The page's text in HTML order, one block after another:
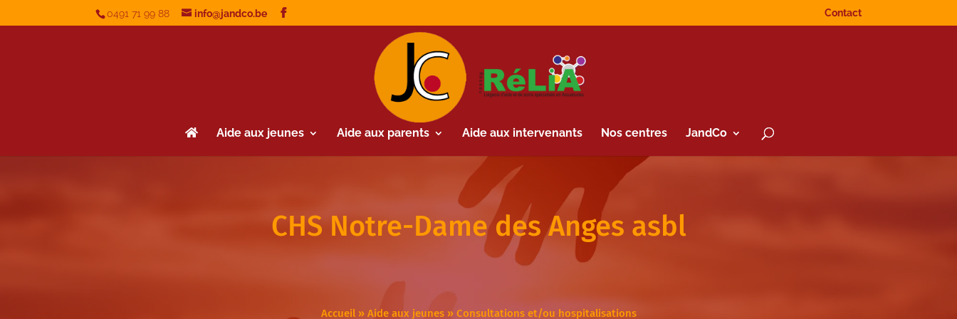
0491 71 99 88 info@jandco.be Contact
Aide aux jeunes Aide aux parents Aide aux intervenants Nos centres JandCo
CHS Notre-Dame des Anges asbl
Accueil» Aide aux jeunes» Consultations et/ou hospitalisations